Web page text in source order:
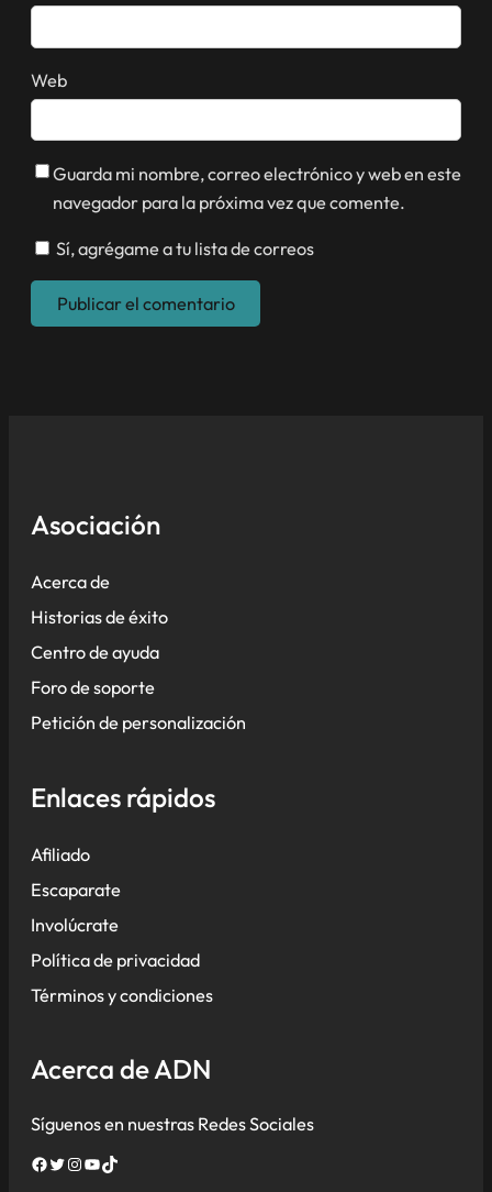
Web
Guarda mi nombre, correo electrónico y web en este
navegador para la próxima vez que comente.
Sí, agrégame a tu lista de correos
Asociación
Acerca de
Historias de éxito
Centro de ayuda
Foro de soporte
Petición de personalización
Enlaces rápidos
Afiliado
Escaparate
Involúcrate
Política de privacidad
Términos y condiciones
Acerca de ADN
Síguenos en nuestras Redes Sociales
Facebook
Twitter
Instagram
YouTube
TikTok